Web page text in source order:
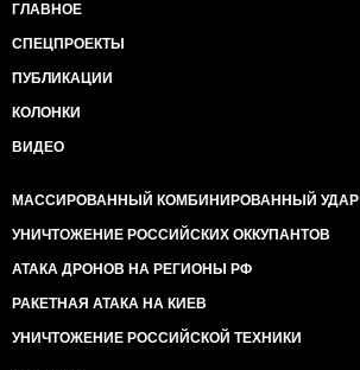
ГЛАВНОЕ
СПЕЦПРОЕКТЫ
ПУБЛИКАЦИИ
КОЛОНКИ
ВИДЕО
МАССИРОВАННЫЙ КОМБИНИРОВАННЫЙ УДАР
УНИЧТОЖЕНИЕ РОССИЙСКИХ ОККУПАНТОВ
АТАКА ДРОНОВ НА РЕГИОНЫ РФ
РАКЕТНАЯ АТАКА НА КИЕВ
УНИЧТОЖЕНИЕ РОССИЙСКОЙ ТЕХНИКИ